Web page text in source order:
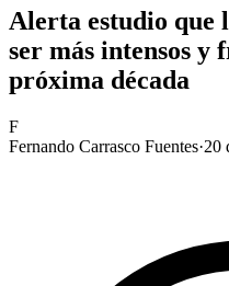
Alerta estudio que
ser más intensos y
próxima década
F
Fernando Carrasco Fuentes·20